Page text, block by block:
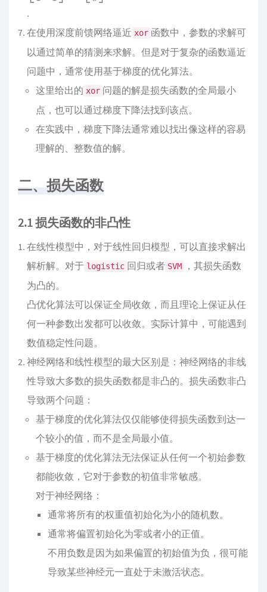
.
在使用深度前馈网络逼近 xor 函数中，参数的求解可
以通过简单的猜测来求解。但是对于复杂的函数逼近
问题中，通常使用基于梯度的优化算法。
这里给出的 xor 问题的解是损失函数的全局最小
点，也可以通过梯度下降法找到该点。
在实践中，梯度下降法通常难以找出像这样的容易
理解的、整数值的解。
二、损失函数
2.1 损失函数的非凸性
在线性模型中，对于线性回归模型，可以直接求解出
解析解。对于 logistic 回归或者 SVM
，其损失函数
为凸的。
凸优化算法可以保证全局收敛，而且理论上保证从任
何一种参数出发都可以收敛。实际计算中，可能遇到
数值稳定性问题。
神经网络和线性模型的最大区别是：神经网络的非线
性导致大多数的损失函数都是非凸的。损失函数非凸
导致两个问题：
基于梯度的优化算法仅仅能够使得损失函数到达一
个较小的值，而不是全局最小值。
基于梯度的优化算法无法保证从任何一个初始参数
都能收敛，它对于参数的初值非常敏感。
对于神经网络：
通常将所有的权重值初始化为小的随机数。
通常将偏置初始化为零或者小的正值。
不用负数是因为如果偏置的初始值为负，很可能
导致某些神经元一直处于未激活状态。